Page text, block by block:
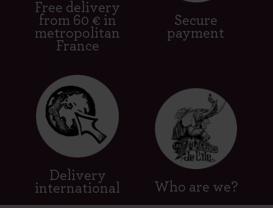
Free delivery
from 60 € in
metropolitan
France
Secure
payment
Delivery
international
Who are we?